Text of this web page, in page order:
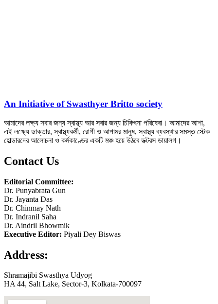
An Initiative of Swasthyer Britto society
আমাদের লক্ষ্য সবার জন্য স্বাস্থ্য আর সবার জন্য চিকিৎসা পরিষেবা। আমাদের আশা,
এই লক্ষ্যে ডাক্তার, স্বাস্থ্যকর্মী, রোগী ও আপামর মানুষ, স্বাস্থ্য ব্যবস্থার সমস্ত স্টেক
হোল্ডারদের আলোচনা ও কর্মকাণ্ডের একটি মঞ্চ হয়ে উঠবে ডক্টরস ডায়ালগ।
Contact Us
Editorial Committee:
Dr. Punyabrata Gun
Dr. Jayanta Das
Dr. Chinmay Nath
Dr. Indranil Saha
Dr. Aindril Bhowmik
Executive Editor: Piyali Dey Biswas
Address:
Shramajibi Swasthya Udyog
HA 44, Salt Lake, Sector-3, Kolkata-700097